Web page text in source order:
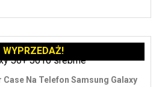
Case Na Telefon Samsung Galaxy
WYPRZEDAŻ!